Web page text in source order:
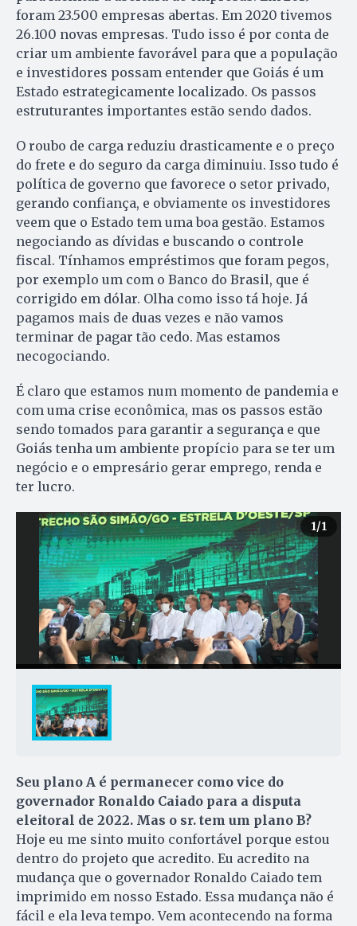
foram 23.500 empresas abertas. Em 2020 tivemos
26.100 novas empresas. Tudo isso é por conta de
criar um ambiente favorável para que a população
e investidores possam entender que Goiás é um
Estado estrategicamente localizado. Os passos
estruturantes importantes estão sendo dados.
O roubo de carga reduziu drasticamente e o preço
do frete e do seguro da carga diminuiu. Isso tudo é
política de governo que favorece o setor privado,
gerando confiança, e obviamente os investidores
veem que o Estado tem uma boa gestão. Estamos
negociando as dívidas e buscando o controle
fiscal. Tínhamos empréstimos que foram pegos,
por exemplo um com o Banco do Brasil, que é
corrigido em dólar. Olha como isso tá hoje. Já
pagamos mais de duas vezes e não vamos
terminar de pagar tão cedo. Mas estamos
necogociando.
É claro que estamos num momento de pandemia e
com uma crise econômica, mas os passos estão
sendo tomados para garantir a segurança e que
Goiás tenha um ambiente propício para se ter um
negócio e o empresário gerar emprego, renda e
ter lucro.
1/1
Seu plano A é permanecer como vice do
governador Ronaldo Caiado para a disputa
eleitoral de 2022. Mas o sr. tem um plano B?
Hoje eu me sinto muito confortável porque estou
dentro do projeto que acredito. Eu acredito na
mudança que o governador Ronaldo Caiado tem
imprimido em nosso Estado. Essa mudança não é
fácil e ela leva tempo. Vem acontecendo na forma